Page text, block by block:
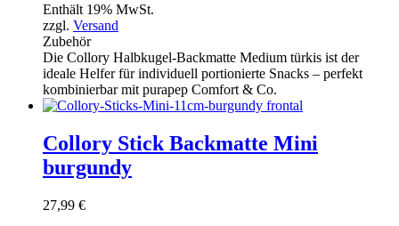
Enthält 19% MwSt.
zzgl. Versand
Zubehör
Die Collory Halbkugel-Backmatte Medium türkis ist der
ideale Helfer für individuell portionierte Snacks – perfekt
kombinierbar mit purapep Comfort & Co.
Collory Stick Backmatte Mini
burgundy
27,99 €